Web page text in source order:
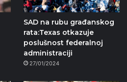
SAD na rubu građanskog
rata:Texas otkazuje
poslušnost federalnoj
administraciji
27/01/2024